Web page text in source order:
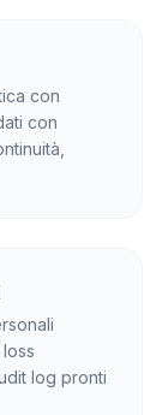
con
con
log pronti